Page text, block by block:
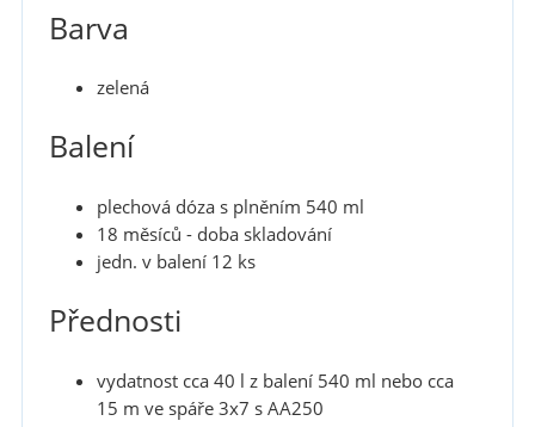
Barva
zelená
Balení
plechová dóza s plněním 540 ml
18 měsíců - doba skladování
jedn. v balení 12 ks
Přednosti
vydatnost cca 40 l z balení 540 ml nebo cca
15 m ve spáře 3x7 s AA250